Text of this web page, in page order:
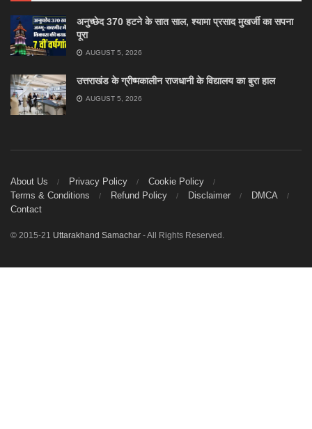
अनुच्छेद 370 हटने के सात साल, श्यामा प्रसाद मुखर्जी का सपना
पूरा
AUGUST 5, 2026
उत्तराखंड के ग्रीष्मकालीन राजधानी के विद्यालय का बुरा हाल
AUGUST 5, 2026
About Us Privacy Policy
Cookie Policy
Terms & Conditions
Refund Policy Disclaimer
DMCA
Contact
© 2015-21 Uttarakhand Samachar - All Rights Reserved.